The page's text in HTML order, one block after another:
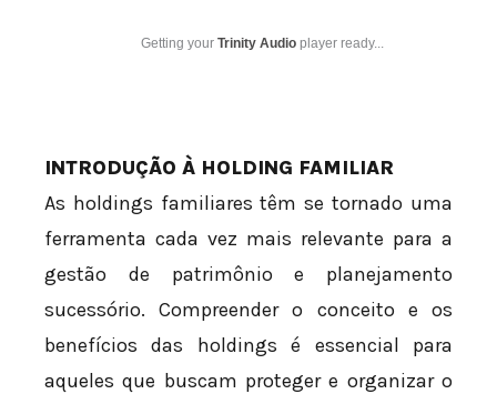
Getting your Trinity Audio player ready...
INTRODUÇÃO À HOLDING FAMILIAR
As holdings familiares têm se tornado uma
ferramenta cada vez mais relevante para a
gestão de patrimônio e planejamento
sucessório. Compreender o conceito e os
benefícios das holdings é essencial para
aqueles que buscam proteger e organizar o